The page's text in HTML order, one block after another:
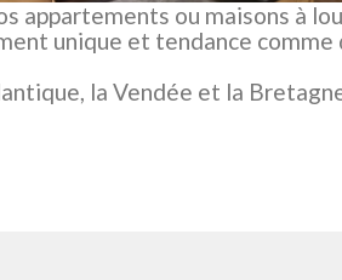
ou maisons à
unique et tendance
la Vendée et la